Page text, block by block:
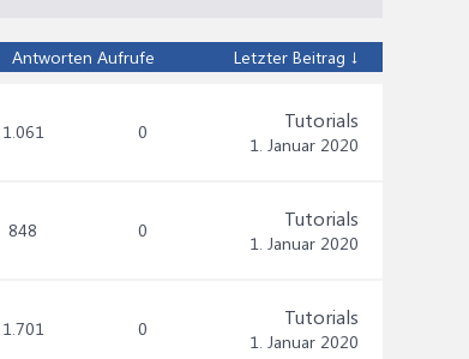
Antworten Aufrufe Letzter Beitrag ↓
1.061 0 Tutorials
1. Januar 2020
848 0 Tutorials
1. Januar 2020
1.701 0 Tutorials
1. Januar 2020